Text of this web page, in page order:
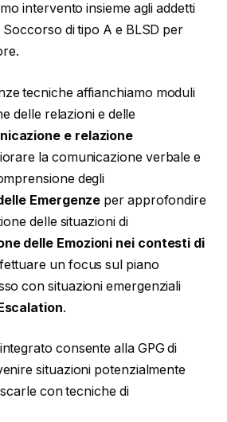
intervento insieme agli addetti
di tipo A e BLSD per
tecniche affianchiamo moduli
delle relazioni e delle
e relazione
la comunicazione verbale e
degli
Emergenze per approfondire
delle situazioni di
delle Emozioni nei contesti di
un focus sul piano
con situazioni emergenziali
.
consente alla GPG di
situazioni potenzialmente
con tecniche di